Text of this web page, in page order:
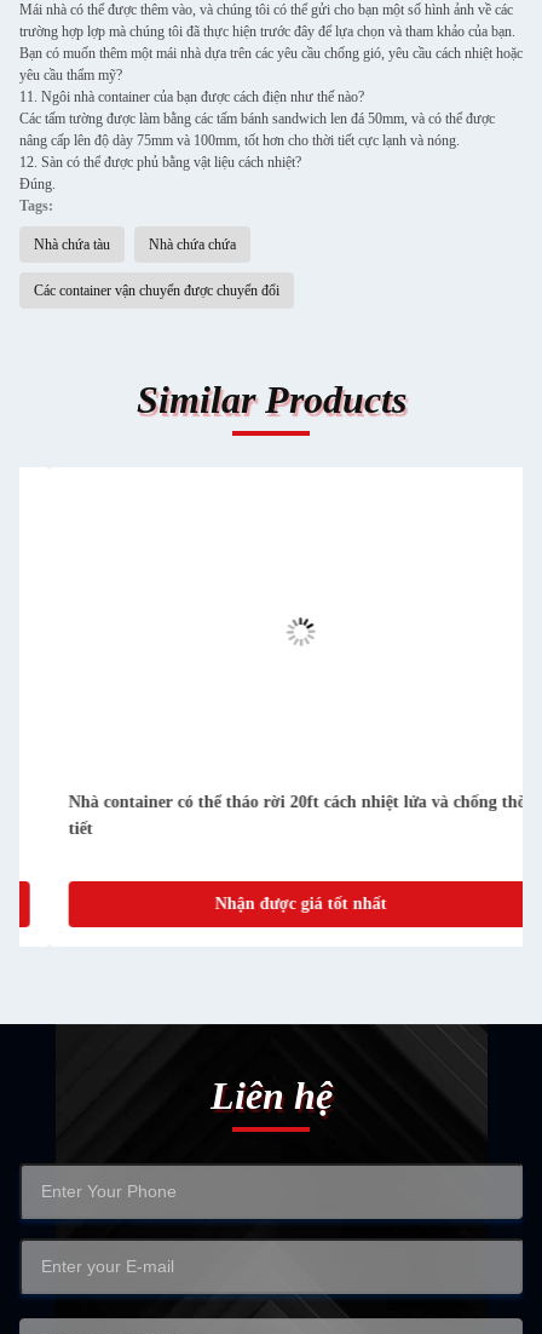
Mái nhà có thể được thêm vào, và chúng tôi có thể gửi cho bạn một số hình ảnh về các
trường hợp lợp mà chúng tôi đã thực hiện trước đây để lựa chọn và tham khảo của bạn.
Bạn có muốn thêm một mái nhà dựa trên các yêu cầu chống gió, yêu cầu cách nhiệt hoặc
yêu cầu thẩm mỹ?
11. Ngôi nhà container của bạn được cách điện như thế nào?
Các tấm tường được làm bằng các tấm bánh sandwich len đá 50mm, và có thể được
nâng cấp lên độ dày 75mm và 100mm, tốt hơn cho thời tiết cực lạnh và nóng.
12. Sàn có thể được phủ bằng vật liệu cách nhiệt?
Đúng.
Tags:
Nhà chứa tàu Nhà chứa chứa
Các container vận chuyển được chuyển đổi
Similar Products
Ngôi nhà chứa sẵn có thể tháo rời nhỏ gọn dễ làm sạch và
chống bụi
Nhận được giá tốt nhất
Liên hệ